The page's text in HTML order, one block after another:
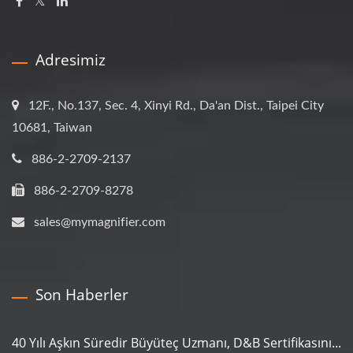
Adresimiz
12F., No.137, Sec. 4, Xinyi Rd., Da'an Dist., Taipei City
10681, Taiwan
886-2-2709-2137
886-2-2709-8278
sales@mymagnifier.com
Son Haberler
40 Yılı Aşkın Süredir Büyüteç Uzmanı, D&B Sertifikasını...